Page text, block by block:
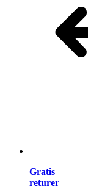
Gratis
returer